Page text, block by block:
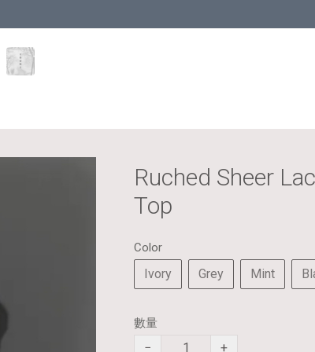
Ruched Sheer
Top
Color
Ivory Grey Mint
數量
− +